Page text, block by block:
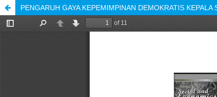
PENGARUH GAYA KEPEMIMPINAN DEMOKRATIS